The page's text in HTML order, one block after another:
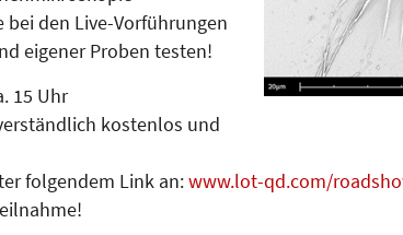
bei den Live-Vorführungen
eigener Proben testen!
15 Uhr
kostenlos und
folgendem Link an:www.lot-qd.com/